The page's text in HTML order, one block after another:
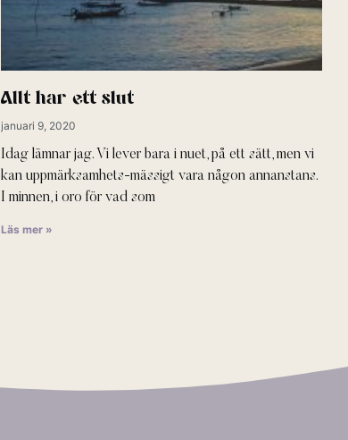
Allt har ett slut
januari 9, 2020
Idag lämnar jag. Vi lever bara i nuet, på ett sätt, men vi
kan uppmärksamhets-mässigt vara någon annanstans.
I minnen, i oro för vad som
Läs mer »